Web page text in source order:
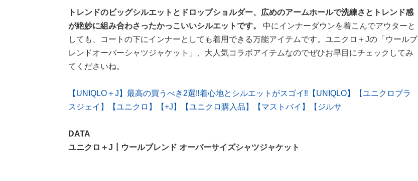
トレンドのビッグシルエットとドロップショルダー、広めのアームホールで洗練さとトレンド感
が絶妙に組み合わさったかっこいいシルエットです。 中にインナーダウンを着こんでアウターと
しても、コートの下にインナーとしても着用できる万能アイテムです。ユニクロ＋Jの「ウールブ
レンドオーバーシャツジャケット」、大人気コラボアイテムなのでぜひお早目にチェックしてみ
てくださいね。
【UNIQLO＋J】最高の買うべき2選‼︎着心地とシルエットがスゴイ‼︎【UNIQLO】【ユニクロプラ
スジェイ】【ユニクロ】【+J】【ユニクロ購入品】【マストバイ】【ジルサ
DATA
ユニクロ＋J┃ウールブレンド オーバーサイズシャツジャケット